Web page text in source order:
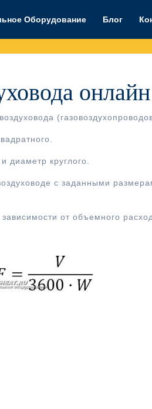
Оборудование Блог
онлайн
диаметр круглого.
с заданными
зависимости от объемного